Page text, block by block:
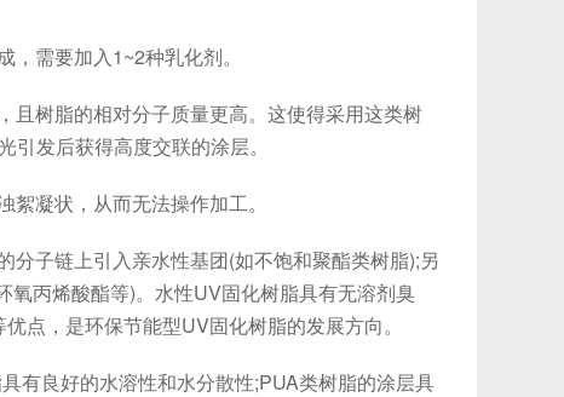
需要加入1~2种乳化剂。
且树脂的相对分子质量更高。这使得采用这类树
发后获得高度交联的涂层。
凝状，从而无法操作加工。
子链上引入亲水性基团(如不饱和聚酯类树脂);另
丙烯酸酯等)。水性UV固化树脂具有无溶剂臭
点，是环保节能型UV固化树脂的发展方向。
良好的水溶性和水分散性;PUA类树脂的涂层具